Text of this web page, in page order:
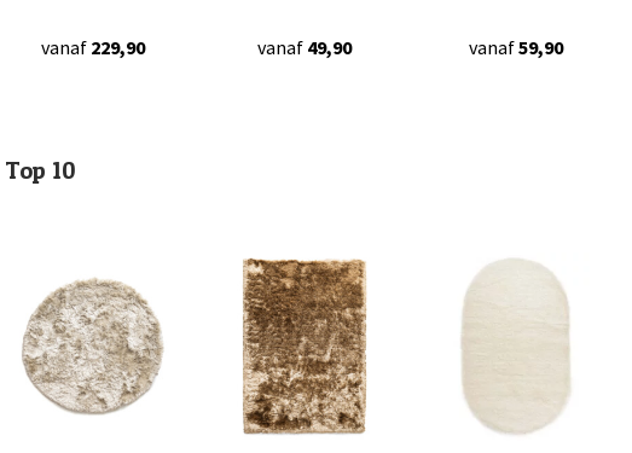
vanaf 229,90 vanaf 49,90 vanaf59,90
Top 10